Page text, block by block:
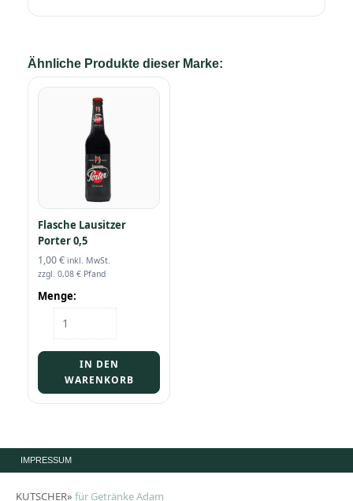
Ähnliche Produkte dieser Marke:
Flasche Lausitzer
Porter 0,5
1,00€ inkl. MwSt.
zzgl. 0,08 € Pfand
Menge:
Flasche
Lausitzer
Menge
IN DEN
WARENKORB
IMPRESSUM
KUTSCHER» für Getränke Adam